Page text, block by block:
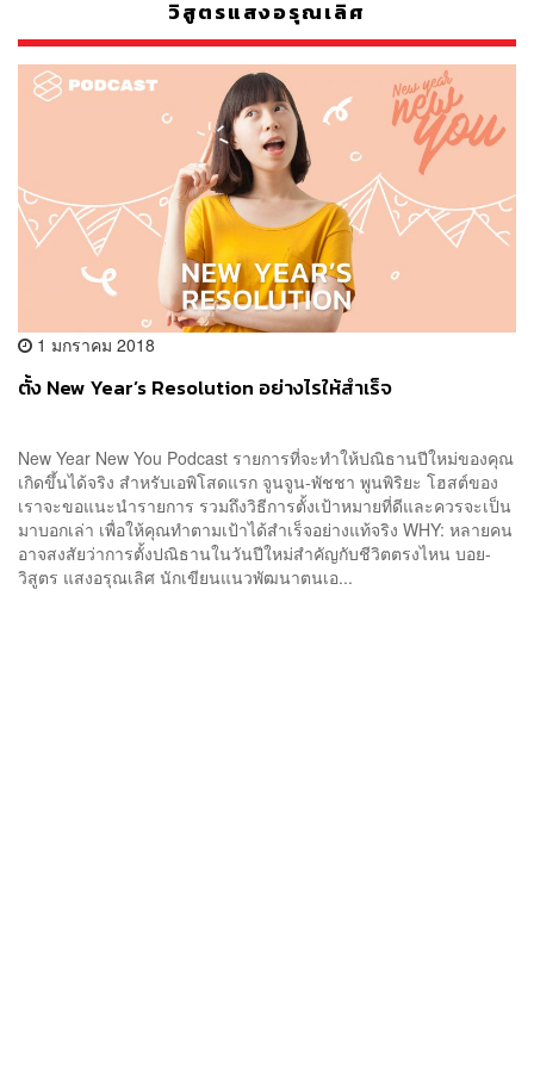
วิสูตรแสงอรุณเลิศ
1 มกราคม 2018
ตั้ง New Year’s Resolution อย่างไรให้สำเร็จ
New Year New You Podcast รายการที่จะทำให้ปณิธานปีใหม่ของคุณ
เกิดขึ้นได้จริง สำหรับเอพิโสดแรก จูนจูน-พัชชา พูนพิริยะ โฮสต์ของ
เราจะขอแนะนำรายการ รวมถึงวิธีการตั้งเป้าหมายที่ดีและควรจะเป็น
มาบอกเล่า เพื่อให้คุณทำตามเป้าได้สำเร็จอย่างแท้จริง WHY: หลายคน
อาจสงสัยว่าการตั้งปณิธานในวันปีใหม่สำคัญกับชีวิตตรงไหน บอย-
วิสูตร แสงอรุณเลิศ นักเขียนแนวพัฒนาตนเอ...